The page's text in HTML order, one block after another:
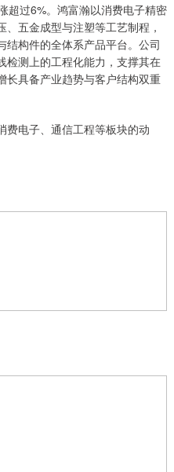
超过6%。鸿富瀚以消费电子精密
五金成型与注塑等工艺制程，
结构件的全体系产品平台。公司
检测上的工程化能力，支撑其在
长具备产业趋势与客户结构双重
费电子、通信工程等板块的动